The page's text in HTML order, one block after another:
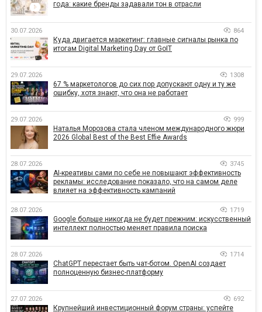
года: какие бренды задавали тон в отрасли
30.07.2026 864
Куда двигается маркетинг: главные сигналы рынка по
итогам Digital Marketing Day от GoIT
29.07.2026 1308
67 % маркетологов до сих пор допускают одну и ту же
ошибку, хотя знают, что она не работает
29.07.2026 999
Наталья Морозова стала членом международного жюри
2026 Global Best of the Best Effie Awards
28.07.2026 3745
AI-креативы сами по себе не повышают эффективность
рекламы: исследование показало, что на самом деле
влияет на эффективность кампаний
28.07.2026 1719
Google больше никогда не будет прежним: искусственный
интеллект полностью меняет правила поиска
28.07.2026 1714
ChatGPT перестает быть чат-ботом. OpenAI создает
полноценную бизнес-платформу
27.07.2026 692
Крупнейший инвестиционный форум страны: успейте